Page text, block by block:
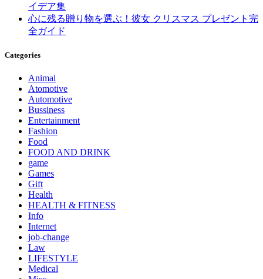
イデア集
心に残る贈り物を選ぶ！彼女 クリスマス プレゼント完
全ガイド
Categories
Animal
Atomotive
Automotive
Bussiness
Entertainment
Fashion
Food
FOOD AND DRINK
game
Games
Gift
Health
HEALTH & FITNESS
Info
Internet
job‐change
Law
LIFESTYLE
Medical